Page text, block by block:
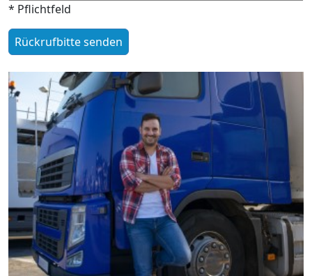
* Pflichtfeld